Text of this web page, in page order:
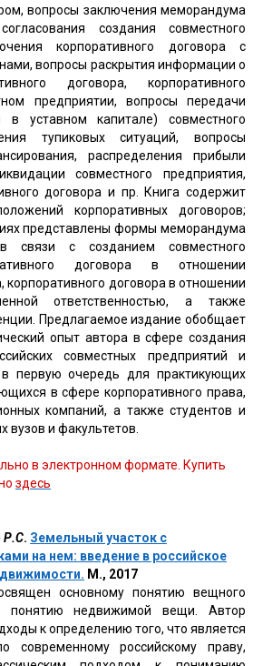
вопросы заключения меморандума
создания совместного
корпоративного договора с
вопросы раскрытия информации о
договора, корпоративного
предприятии, вопросы передачи
уставном капитале) совместного
тупиковых ситуаций, вопросы
распределения прибыли
совместного предприятия,
договора и пр. Книга содержит
корпоративных договоров;
представлены формы меморандума
связи с созданием совместного
договора в отношении
корпоративного договора в отношении
ответственностью, а также
Предлагаемое издание обобщает
опыт автора в сфере создания
совместных предприятий и
в первую очередь для практикующих
в сфере корпоративного права,
компаний, а также студентов и
вузов и факультетов.
в электронном формате. Купить
здесь
Р.С. Земельный участок с
на нем: введение в российское
М., 2017
основному понятию вещного
понятию недвижимой вещи. Автор
к определению того, что является
российскому праву,